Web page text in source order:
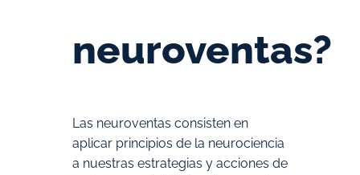
neuroventas?
Las neuroventas consisten en
aplicar principios de la neurociencia
a nuestras estrategias y acciones de